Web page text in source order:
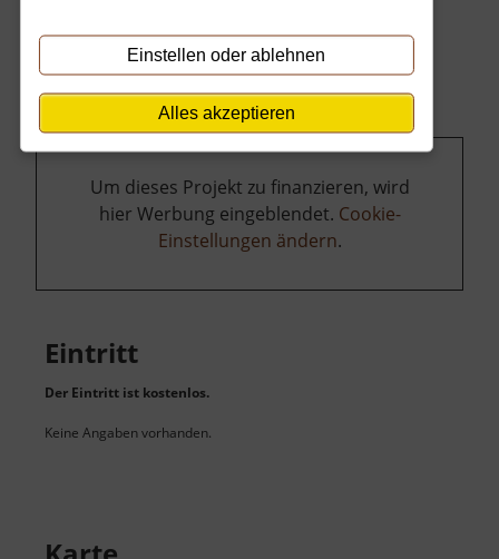
Einstellen oder ablehnen
Alles akzeptieren
Um dieses Projekt zu finanzieren, wird
hier Werbung eingeblendet. Cookie-
Einstellungen ändern.
Eintritt
Der Eintritt ist kostenlos.
Keine Angaben vorhanden.